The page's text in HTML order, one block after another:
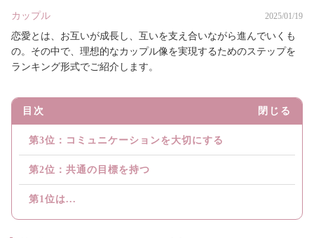
カップル 2025/01/19
恋愛とは、お互いが成長し、互いを支え合いながら進んでいくも
の。その中で、理想的なカップル像を実現するためのステップを
ランキング形式でご紹介します。
目次 閉じる
第3位：コミュニケーションを大切にする
第2位：共通の目標を持つ
第1位は...